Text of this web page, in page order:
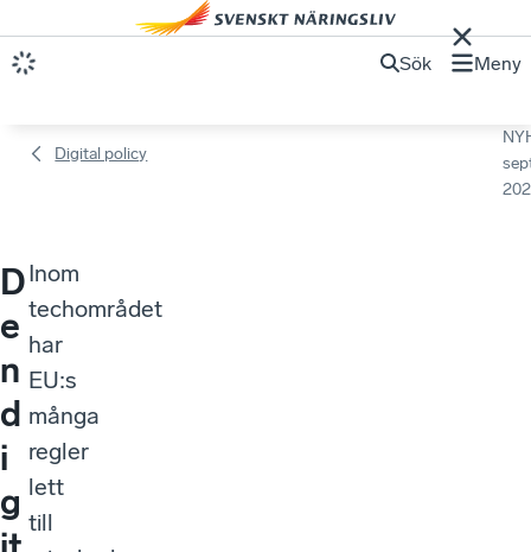
Sök Meny
Digital policy
D
e
n
d
i
g
Inom
techområdet
har
EU:s
många
regler
lett
till